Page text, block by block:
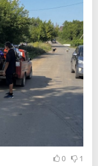
0 1